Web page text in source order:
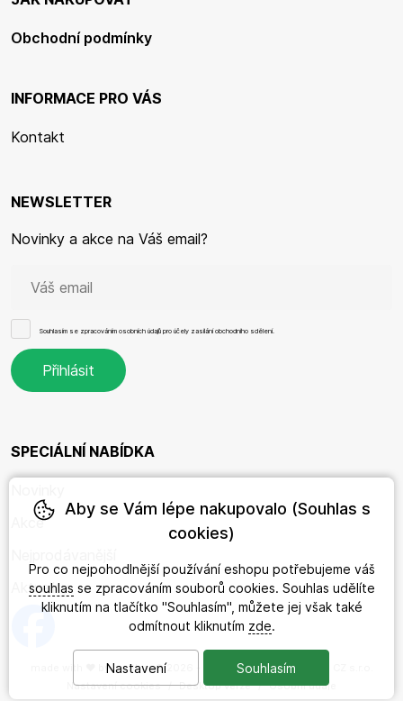
Obchodní podmínky
INFORMACE PRO VÁS
Kontakt
NEWSLETTER
Novinky a akce na Váš email?
Souhlasím se zpracováním osobních údajů pro účely zasílání obchodního sdělení.
SPECIÁLNÍ NABÍDKA
Akce
Aktuality
byineShop© 2026 - International Travel Maps CZ s.r.o.
Nastavení cookies / Desktop verze / Osobní údaje
Aby se Vám lépe nakupovalo (Souhlas s
cookies)
Pro co nejpohodlnější používání eshopu potřebujeme váš
souhlas se zpracováním souborů cookies. Souhlas udělíte
kliknutím na tlačítko "Souhlasím", můžete jej však také
odmítnout kliknutím zde.
Nastavení Souhlasím